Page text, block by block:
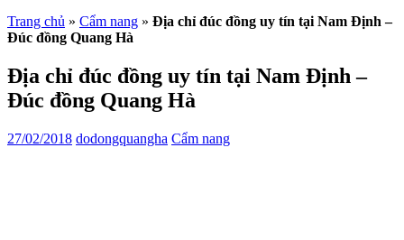
Trang chủ » Cẩm nang » Địa chỉ đúc đồng uy tín tại Nam Định –
Đúc đồng Quang Hà
Địa chỉ đúc đồng uy tín tại Nam Định –
Đúc đồng Quang Hà
27/02/2018 dodongquangha Cẩm nang